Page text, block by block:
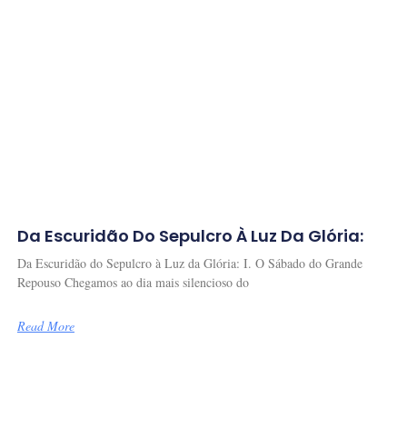
Da Escuridão Do Sepulcro À Luz Da Glória:
Da Escuridão do Sepulcro à Luz da Glória: I. O Sábado do Grande
Repouso Chegamos ao dia mais silencioso do
Read More